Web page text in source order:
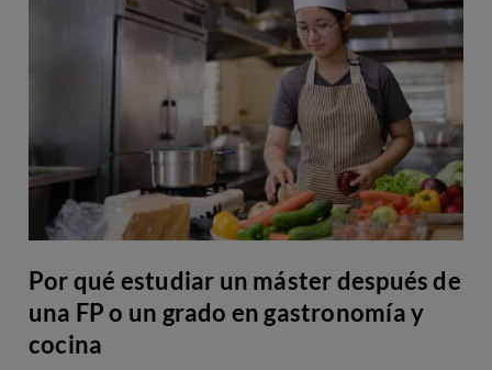
Por qué estudiar un máster después de
una FP o un grado en gastronomía y
cocina